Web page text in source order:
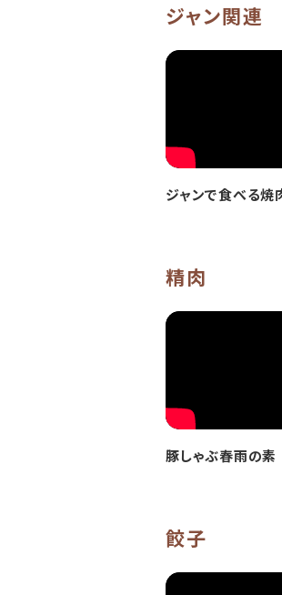
ジャン関連
ジャンで食べる焼
精肉
豚しゃぶ春雨の素
餃子